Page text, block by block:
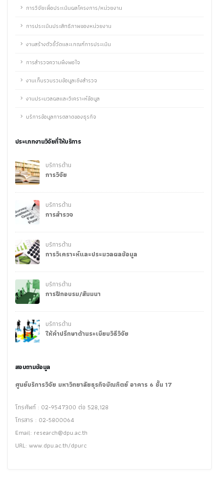
การวิจัยเพื่อประเมินผลโครงการ/หน่วยงาน
การประเมินประสิทธิภาพของหน่วยงาน
งานสร้างตัวชี้วัดและเกณฑ์การประเมิน
การสำรวจความพึงพอใจ
งานเก็บรวบรวมข้อมูลเชิงสำรวจ
งานประมวลผลและวิเคราะห์ข้อมูล
บริการข้อมูลการตลาดของธุรกิจ
ประเภทงานวิจัยที่ให้บริการ
บริการด้าน
การวิจัย
บริการด้าน
การสำรวจ
บริการด้าน
การวิเคราะห์และประมวลผลข้อมูล
บริการด้าน
การฝึกอบรม/สัมมนา
บริการด้าน
ให้คำปรึกษาด้านระเบียบวิธีวิจัย
สอบถามข้อมูล
ศูนย์บริการวิจัย มหาวิทยาลัยธุรกิจบัณฑิตย์ อาคาร 6 ชั้น 17
โทรศัพท์ : 02-9547300 ต่อ 528,128
โทรสาร : 02-5800064
Email: research@dpu.ac.th
URL: www.dpu.ac.th/dpurc